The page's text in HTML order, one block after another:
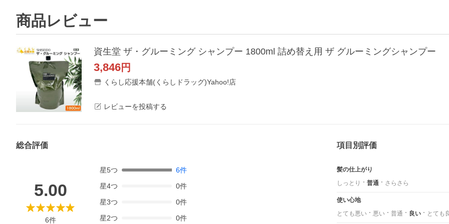
商品レビュー
資生堂 ザ・グルーミング シャンプー 1800ml 詰め替え用 ザ グルーミングシャンプー
3,846円
くらし応援本舗(くらしドラッグ)Yahoo!店
レビューを投稿する
総合評価
5.00
6件
星5つ 6件
星4つ 0件
星3つ 0件
星2つ 0件
項目別評価
髪の仕上がり
しっとり
普通 さらさら
使い心地
とても悪い
悪い 普通 良い とても